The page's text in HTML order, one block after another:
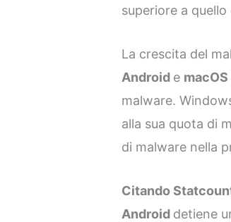
superiore a
La crescita del
Android e macOS
malware.
alla sua quota di
di malware nella
Citando
Android detiene